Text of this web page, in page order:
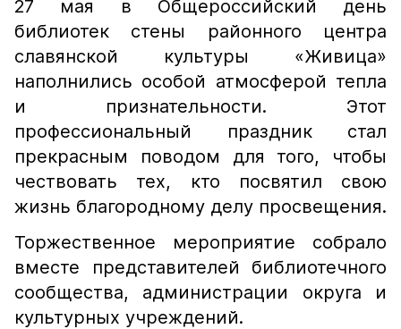
27 мая в Общероссийский день
библиотек стены районного центра
славянской культуры «Живица»
наполнились особой атмосферой тепла
и признательности. Этот
профессиональный праздник стал
прекрасным поводом для того, чтобы
чествовать тех, кто посвятил свою
жизнь благородному делу просвещения.
Торжественное мероприятие собрало
вместе представителей библиотечного
сообщества, администрации округа и
культурных учреждений.